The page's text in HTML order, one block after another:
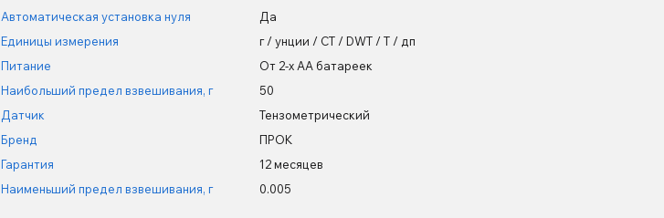
Автоматическая установка нуля
Да
Единицы измерения
г / унции / CT / DWT / Т / дп
Питание
От 2-х АА батареек
Наибольший предел взвешивания, г
50
Датчик
Тензометрический
Бренд
ПРОК
Гарантия
12 месяцев
Наименьший предел взвешивания, г
0.005